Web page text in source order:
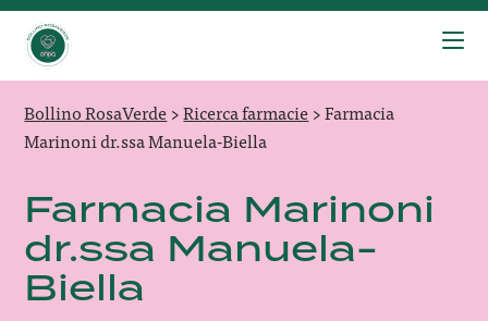
Bollino RosaVerde>Ricerca farmacie>Farmacia
Marinoni dr.ssa Manuela-Biella
Farmacia Marinoni
dr.ssa Manuela-
Biella